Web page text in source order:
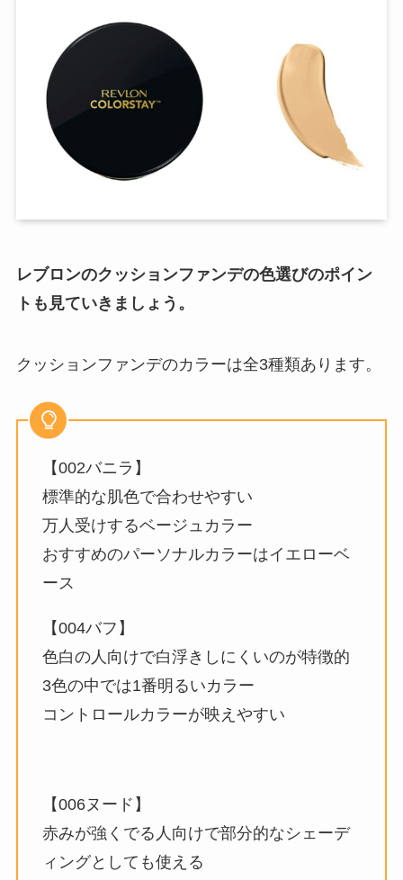
レブロンのクッションファンデの色選びのポイン
トも見ていきましょう。
クッションファンデのカラーは全3種類あります。
【002バニラ】
標準的な肌色で合わせやすい
万人受けするベージュカラー
おすすめのパーソナルカラーはイエローベ
ース
【004バフ】
色白の人向けで白浮きしにくいのが特徴的
3色の中では1番明るいカラー
コントロールカラーが映えやすい
【006ヌード】
赤みが強くでる人向けで部分的なシェーデ
ィングとしても使える